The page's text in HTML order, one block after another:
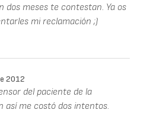
dos meses te contestan. Ya os
mi reclamación ;)
2012
del paciente de la
así me costó dos intentos.